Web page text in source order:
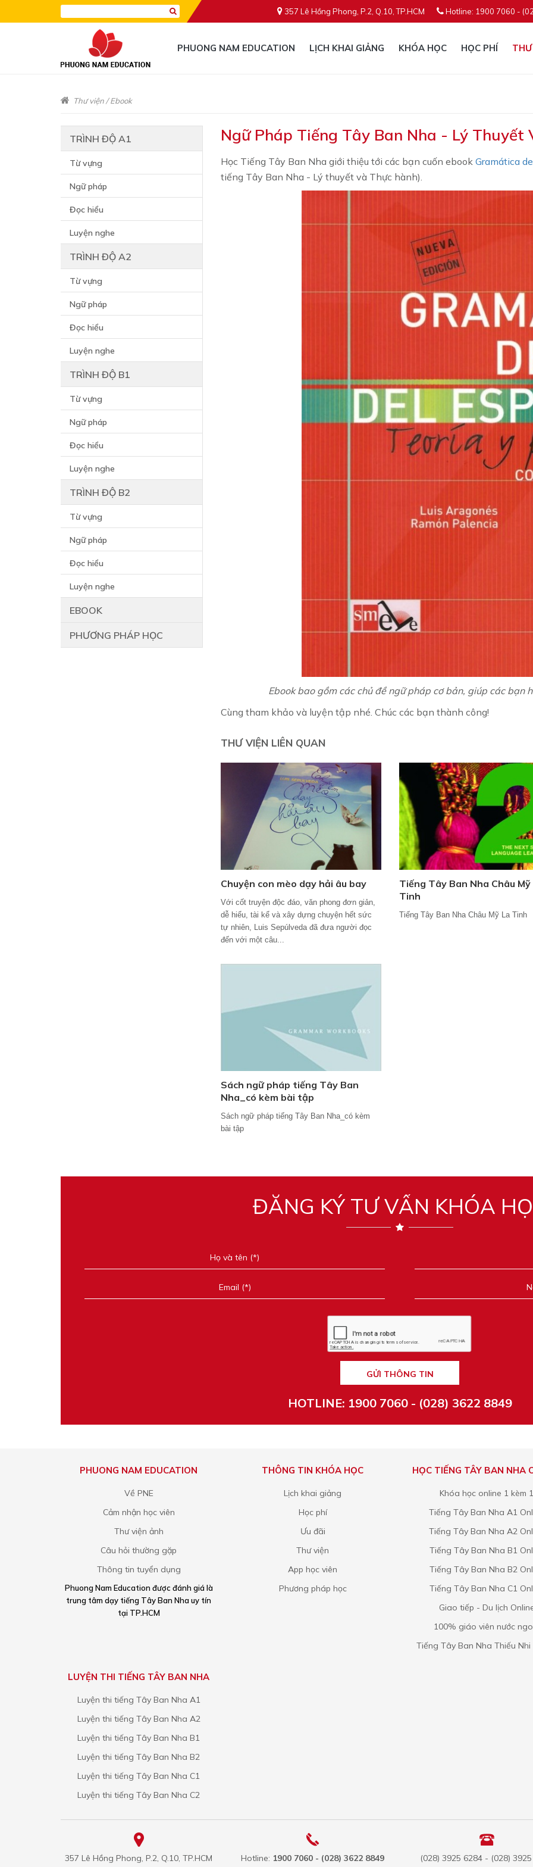
357 Lê Hồng Phong, P.2, Q.10, TP.HCM Hotline: 1900 7060 -
PHUONG NAM EDUCATION LỊCH KHAI GIẢNG KHÓA HỌC HỌC PHÍ
Thư viện/Ebook
TRÌNH ĐỘ A1
Từ vựng
Ngữ pháp
Đọc hiểu
Luyện nghe
TRÌNH ĐỘ A2
Từ vựng
Ngữ pháp
Đọc hiểu
Luyện nghe
TRÌNH ĐỘ B1
Từ vựng
Ngữ pháp
Đọc hiểu
Luyện nghe
TRÌNH ĐỘ B2
Từ vựng
Ngữ pháp
Đọc hiểu
Luyện nghe
EBOOK
PHƯƠNG PHÁP HỌC
Ngữ Pháp Tiếng Tây Ban Nha - Lý Thuyết
Học Tiếng Tây Ban Nha giới thiệu tới các bạn cuốn ebookGramática
tiếng Tây Ban Nha - Lý thuyết và Thực hành).
Ebook bao gồm các chủ đề ngữ pháp cơ bản, giúp các bạn
Cùng tham khảo và luyện tập nhé. Chúc các bạn thành công!
THƯ VIỆN LIÊN QUAN
Chuyện con mèo dạy hải âu bay
Với cốt truyện độc đáo, văn phong đơn giản,
dễ hiểu, tài kể và xây dựng chuyện hết sức
tự nhiên, Luis Sepúlveda đã đưa người đọc
đến với một câu...
Tiếng Tây Ban Nha Châu Mỹ
Tinh
Tiếng Tây Ban Nha Châu Mỹ La Tinh
Sách ngữ pháp tiếng Tây Ban
Nha_có kèm bài tập
Sách ngữ pháp tiếng Tây Ban Nha_có kèm
bài tập
ĐĂNG KÝ TƯ VẤN KHÓA
GỬI THÔNG TIN
HOTLINE: 1900 7060 - (028) 3622 8849
PHUONG NAM EDUCATION
Về PNE
Cảm nhận học viên
Thư viện ảnh
Câu hỏi thường gặp
Thông tin tuyển dụng
Phuong Nam Education được đánh giá là
trung tâm dạy tiếng Tây Ban Nha uy tín
tại TP.HCM
THÔNG TIN KHÓA HỌC
Lịch khai giảng
Học phí
Ưu đãi
Thư viện
App học viên
Phương pháp học
HỌC TIẾNG TÂY BAN NHA
Khóa học online 1 kèm
Tiếng Tây Ban Nha A1
Tiếng Tây Ban Nha A2
Tiếng Tây Ban Nha B1
Tiếng Tây Ban Nha B2
Tiếng Tây Ban Nha C1
Giao tiếp - Du lịch
100% giáo viên nước
Tiếng Tây Ban Nha Thiếu Nhi
LUYỆN THI TIẾNG TÂY BAN NHA
Luyện thi tiếng Tây Ban Nha A1
Luyện thi tiếng Tây Ban Nha A2
Luyện thi tiếng Tây Ban Nha B1
Luyện thi tiếng Tây Ban Nha B2
Luyện thi tiếng Tây Ban Nha C1
Luyện thi tiếng Tây Ban Nha C2
357 Lê Hồng Phong, P.2, Q.10, TP.HCM Hotline: 1900 7060 - (028) 3622 8849 (028) 3925 6284 - (028)